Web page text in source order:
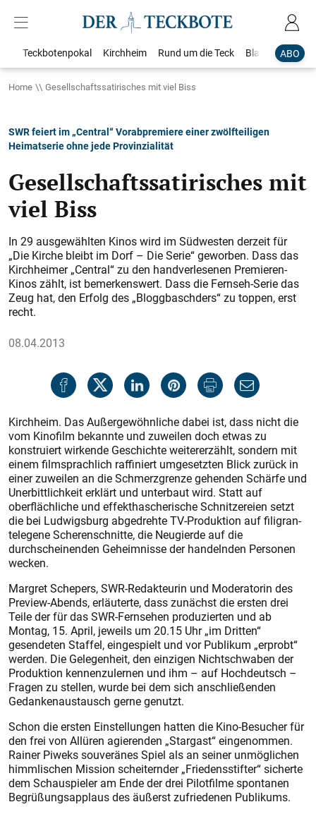
ABO
Teckbotenpokal Kirchheim Rund um die Teck Blaulicht
Home Gesellschaftssatirisches mit viel Biss
SWR feiert im „Central“ Vorabpremiere einer zwölfteiligen
Heimatserie ohne jede Provinzialität
Gesellschaftssatirisches mit
viel Biss
In 29 ausgewählten Kinos wird im Südwesten derzeit für
„Die Kirche bleibt im Dorf – Die Serie“ geworben. Dass das
Kirchheimer „Central“ zu den handverlesenen Premieren-
Kinos zählt, ist bemerkenswert. Dass die Fernseh-Serie das
Zeug hat, den Erfolg des „Bloggbaschders“ zu toppen, erst
recht.
08.04.2013
Kirchheim. Das Außergewöhnliche dabei ist, dass nicht die
vom Kinofilm bekannte und zuweilen doch etwas zu
konstruiert wirkende Geschichte weitererzählt, sondern mit
einem filmsprachlich raffiniert umgesetzten Blick zurück in
einer zuweilen an die Schmerzgrenze gehenden Schärfe und
Unerbittlichkeit erklärt und unterbaut wird. Statt auf
oberflächliche und effekthascherische Schnitzereien setzt
die bei Ludwigsburg abgedrehte TV-Produktion auf filigran-
telegene Scherenschnitte, die Neugierde auf die
durchscheinenden Geheimnisse der handelnden Personen
wecken.
Margret Schepers, SWR-Redakteurin und Moderatorin des
Preview-Abends, erläuterte, dass zunächst die ersten drei
Teile der für das SWR-Fernsehen produzierten und ab
Montag, 15. April, jeweils um 20.15 Uhr „im Dritten“
gesendeten Staffel, eingespielt und vor Publikum „erprobt“
werden. Die Gelegenheit, den einzigen Nichtschwaben der
Produktion kennenzulernen und ihm – auf Hochdeutsch –
Fragen zu stellen, wurde bei dem sich anschließenden
Gedankenaustausch gerne genutzt.
Schon die ersten Einstellungen hatten die Kino-Besucher für
den frei von Allüren agierenden „Stargast“ eingenommen.
Rainer Piweks souveränes Spiel als an seiner unmöglichen
himmlischen Mission scheiternder „Friedensstifter“ sicherte
dem Schauspieler am Ende der drei Pilotfilme spontanen
Begrüßungsapplaus des äußerst zufriedenen Publikums.